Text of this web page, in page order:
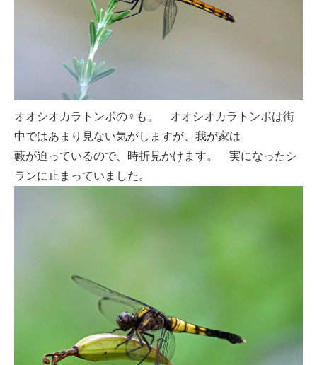
オオシオカラトンボの♀も。 オオシオカラトンボは街
中ではあまり見ない気がしますが、我が家は
藪が迫っているので、時折見かけます。 実になったシ
ランに止まっていました。